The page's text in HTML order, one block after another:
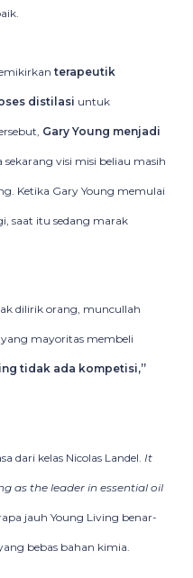
terapeutik
distilasi untuk
Gary Young menjadi
visi misi beliau masih
Ketika Gary Young memulai
saat itu sedang marak
dilirik orang, muncullah
yang mayoritas membeli
tidak ada kompetisi,”
dari kelas Nicolas Landel. It
as the leader in essential oil
jauh Young Living benar-
bebas bahan kimia.